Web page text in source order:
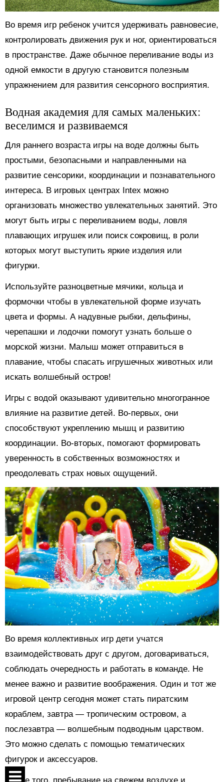
Во время игр ребенок учится удерживать равновесие,
контролировать движения рук и ног, ориентироваться
в пространстве. Даже обычное переливание воды из
одной емкости в другую становится полезным
упражнением для развития сенсорного восприятия.
Водная академия для самых маленьких:
веселимся и развиваемся
Для раннего возраста игры на воде должны быть
простыми, безопасными и направленными на
развитие сенсорики, координации и познавательного
интереса. В игровых центрах Intex можно
организовать множество увлекательных занятий. Это
могут быть игры с переливанием воды, ловля
плавающих игрушек или поиск сокровищ, в роли
которых могут выступить яркие изделия или
фигурки.
Используйте разноцветные мячики, кольца и
формочки чтобы в увлекательной форме изучать
цвета и формы. А надувные рыбки, дельфины,
черепашки и лодочки помогут узнать больше о
морской жизни. Малыш может отправиться в
плавание, чтобы спасать игрушечных животных или
искать волшебный остров!
Игры с водой оказывают удивительно многогранное
влияние на развитие детей. Во-первых, они
способствуют укреплению мышц и развитию
координации. Во-вторых, помогают формировать
уверенность в собственных возможностях и
преодолевать страх новых ощущений.
Во время коллективных игр дети учатся
взаимодействовать друг с другом, договариваться,
соблюдать очередность и работать в команде. Не
менее важно и развитие воображения. Один и тот же
игровой центр сегодня может стать пиратским
кораблем, завтра — тропическим островом, а
послезавтра — волшебным подводным царством.
Это можно сделать с помощью тематических
фигурок и аксессуаров.